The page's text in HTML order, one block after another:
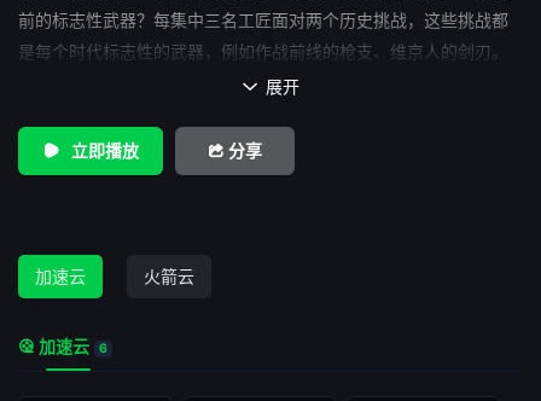
前的标志性武器？每集中三名工匠面对两个历史挑战，这些挑战都
是每个时代标志性的武器，例如作战前线的枪支、维京人的剑刃。
这些武器是经过大量研究和制作的艺术品，他们都将经过严格测
有一位选手被淘汰，最终获胜者将获得10,000美元的大奖，并被冠
以“兵器大师”的头衔。
 展开
立即播放 分享
加速云 火箭云
加速云 6